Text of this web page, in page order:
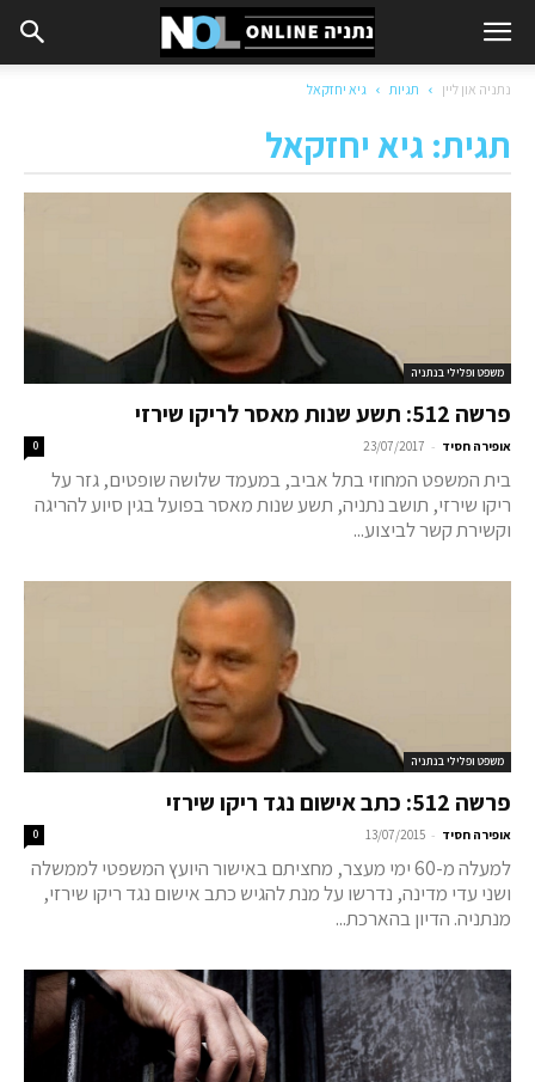
נתניה און ליין תגיות גיא יחזקאל
תגית: גיא יחזקאל
משפט ופלילי בנתניה
פרשה 512: תשע שנות מאסר לריקו שירזי
אופירה חסיד -
23/07/2017
0
בית המשפט המחוזי בתל אביב, במעמד שלושה שופטים, גזר על
ריקו שירזי, תושב נתניה, תשע שנות מאסר בפועל בגין סיוע להריגה
וקשירת קשר לביצוע...
משפט ופלילי בנתניה
פרשה 512: כתב אישום נגד ריקו שירזי
אופירה חסיד -
13/07/2015
0
למעלה מ-60 ימי מעצר, מחציתם באישור היועץ המשפטי לממשלה
ושני עדי מדינה, נדרשו על מנת להגיש כתב אישום נגד ריקו שירזי,
מנתניה. הדיון בהארכת...